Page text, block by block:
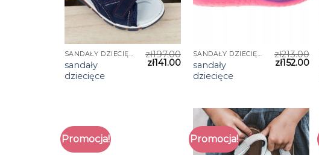
SANDAŁY DZIECIĘCE
sandały
dziecięce
zł197.00
zł141.00
SANDAŁY DZIECIĘCE
sandały
dziecięce
zł213.00
zł152.00
Promocja! Promocja!